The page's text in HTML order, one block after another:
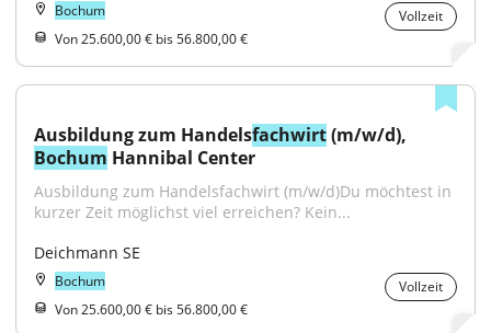
Bochum
Vollzeit
Von 25.600,00 € bis 56.800,00 €
Ausbildung zum Handelsfachwirt
Bochum Hannibal Center
Ausbildung zum Handelsfachwirt (m/w/d)Du möchtest in
kurzer Zeit möglichst viel erreichen? Kein...
Deichmann SE
Bochum
Vollzeit
Von 25.600,00 € bis 56.800,00 €